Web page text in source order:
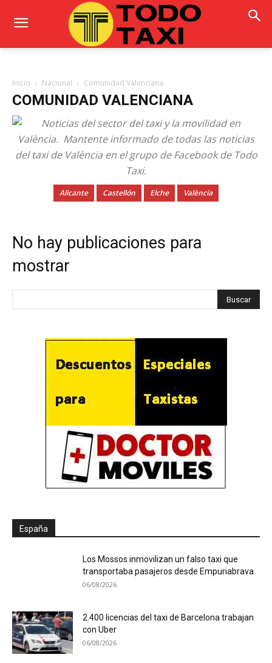
Inicio Nacional Comunidad Valenciana
COMUNIDAD VALENCIANA
Alicante Castellón Elche València
No hay publicaciones para
mostrar
España
Los Mossos inmovilizan un falso taxi que
transportaba pasajeros desde Empuriabrava
06/08/2026
2.400 licencias del taxi de Barcelona trabajan
con Uber
06/08/2026